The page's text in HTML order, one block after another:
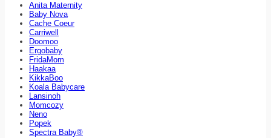
Anita Maternity
Baby Nova
Cache Coeur
Carriwell
Doomoo
Ergobaby
FridaMom
Haakaa
KikkaBoo
Koala Babycare
Lansinoh
Momcozy
Neno
Popek
Spectra Baby®